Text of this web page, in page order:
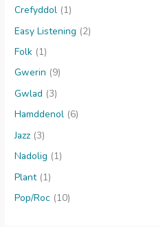
o
r
Crefyddol (1)
Easy Listening (2)
Folk (1)
Gwerin (9)
Gwlad (3)
Hamddenol (6)
Jazz (3)
Nadolig (1)
Plant(1)
Pop/Roc (10)